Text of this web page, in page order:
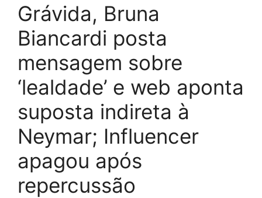
Grávida, Bruna
Biancardi posta
mensagem sobre
‘lealdade’ e web aponta
suposta indireta à
Neymar; Influencer
apagou após
repercussão